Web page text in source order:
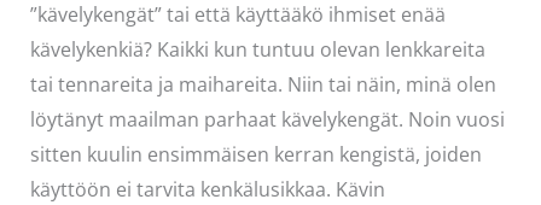
”kävelykengät” tai että käyttääkö ihmiset enää
kävelykenkiä? Kaikki kun tuntuu olevan lenkkareita
tai tennareita ja maihareita. Niin tai näin, minä olen
löytänyt maailman parhaat kävelykengät. Noin vuosi
sitten kuulin ensimmäisen kerran kengistä, joiden
käyttöön ei tarvita kenkälusikkaa. Kävin